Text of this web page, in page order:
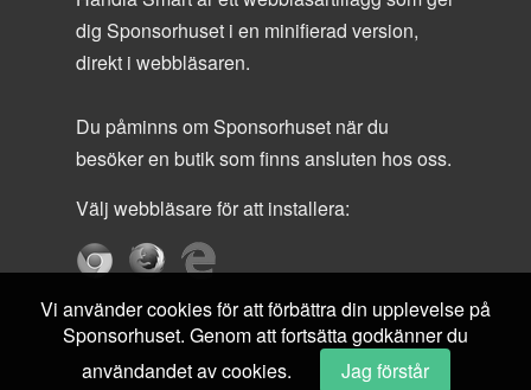
dig Sponsorhuset i en minifierad version,
direkt i webbläsaren.
Du påminns om Sponsorhuset när du
besöker en butik som finns ansluten hos oss.
Välj webbläsare för att installera:
Vi använder cookies för att förbättra din upplevelse på
Sponsorhuset. Genom att fortsätta godkänner du
användandet av cookies.
Jag förstår